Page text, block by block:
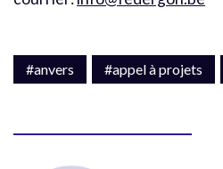
#anvers #appel à projets